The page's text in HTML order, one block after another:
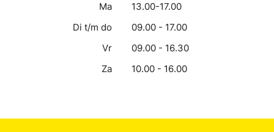
Ma
13.00-17.00
Di t/m do
09.00 - 17.00
Vr
09.00 - 16.30
Za
10.00 - 16.00